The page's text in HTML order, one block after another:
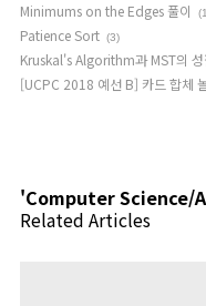
Minimums on the Edges 풀이
Patience Sort (3)
Kruskal's Algorithm과 MST의 성
[UCPC 2018 예선 B] 카드 합체
'Computer Science/
Related Articles